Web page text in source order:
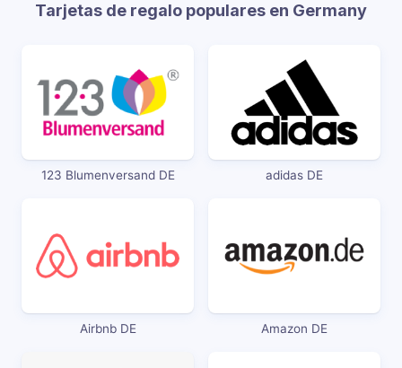
Tarjetas de regalo populares en Germany
123 Blumenversand DE adidas DE
Airbnb DE Amazon DE